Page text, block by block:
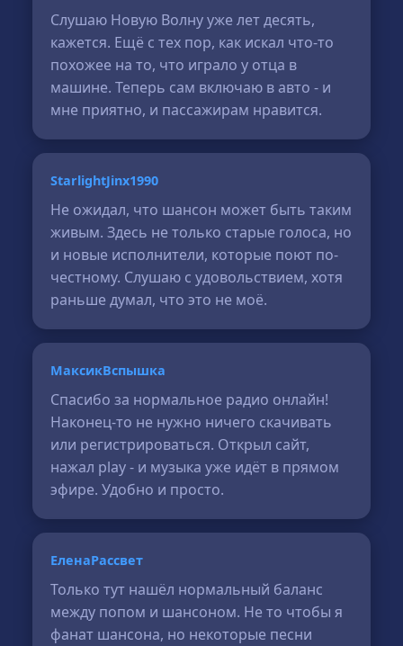
Слушаю Новую Волну уже лет десять,
кажется. Ещё с тех пор, как искал что-то
похожее на то, что играло у отца в
машине. Теперь сам включаю в авто - и
мне приятно, и пассажирам нравится.
StarlightJinx1990
Не ожидал, что шансон может быть таким
живым. Здесь не только старые голоса, но
и новые исполнители, которые поют по-
честному. Слушаю с удовольствием, хотя
раньше думал, что это не моё.
МаксикВспышка
Спасибо за нормальное радио онлайн!
Наконец-то не нужно ничего скачивать
или регистрироваться. Открыл сайт,
нажал play - и музыка уже идёт в прямом
эфире. Удобно и просто.
ЕленаРассвет
Только тут нашёл нормальный баланс
между попом и шансоном. Не то чтобы я
фанат шансона, но некоторые песни